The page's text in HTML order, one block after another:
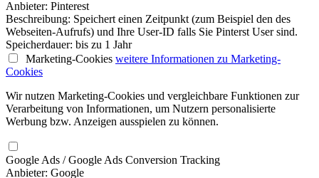
Anbieter: Pinterest
Beschreibung: Speichert einen Zeitpunkt (zum Beispiel den des
Webseiten-Aufrufs) und Ihre User-ID falls Sie Pinterst User sind.
Speicherdauer: bis zu 1 Jahr
Marketing-Cookies weitere Informationen zu Marketing-
Cookies
Wir nutzen Marketing-Cookies und vergleichbare Funktionen zur
Verarbeitung von Informationen, um Nutzern personalisierte
Werbung bzw. Anzeigen ausspielen zu können.
Google Ads / Google Ads Conversion Tracking
Anbieter: Google